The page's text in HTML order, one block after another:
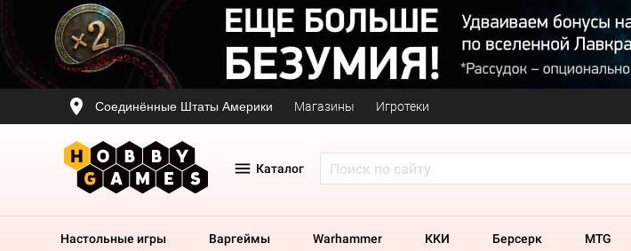
Соединённые Штаты Америки Магазины Игротеки
Каталог
Настольные игры Варгеймы Warhammer ККИ Берсерк MTG